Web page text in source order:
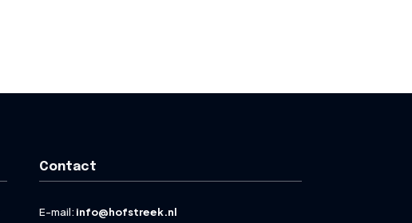
Contact
E-mail: info@hofstreek.nl